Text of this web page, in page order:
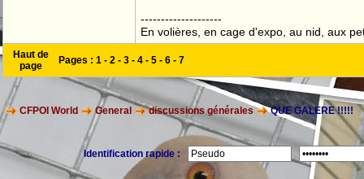
--------------------
En volières, en cage d'expo, au nid, aux
Haut de
page
Pages : 1 - 2 - 3 - 4 - 5 - 6 - 7
CFPOI World General discussions générales QUE GALERE !!!!!
Identification rapide :